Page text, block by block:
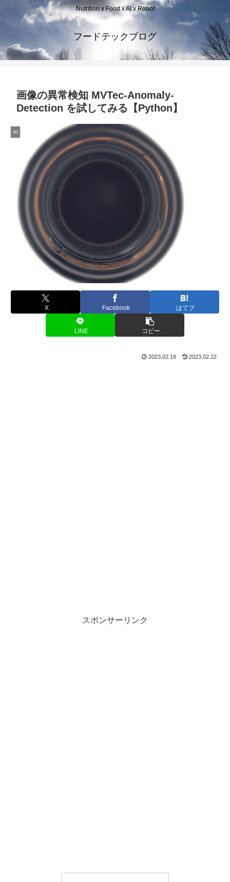
Nutrition x Food x AI x Robot
フードテックブログ
画像の異常検知 MVTec-Anomaly-
Detection を試してみる【Python】
AI
X Facebook はてブ
LINE コピー
2023.02.18 2023.02.22
スポンサーリンク